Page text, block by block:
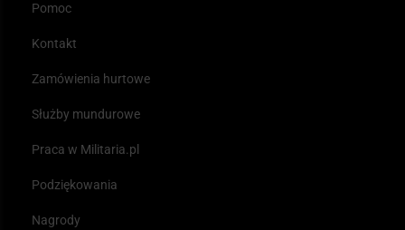
Pomoc
Kontakt
Zamówienia hurtowe
Służby mundurowe
Praca w Militaria.pl
Podziękowania
Nagrody